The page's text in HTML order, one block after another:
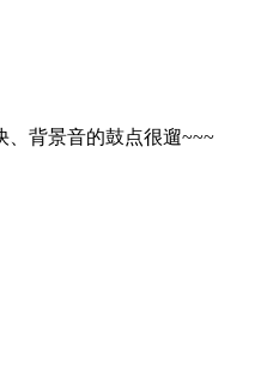
、背景音的鼓点很遛~~~